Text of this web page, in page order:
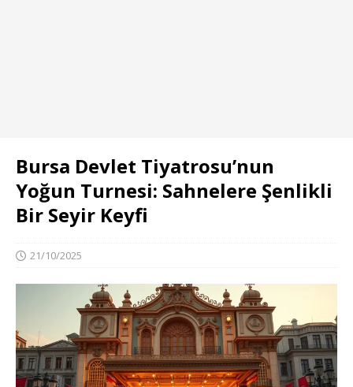
Bursa Devlet Tiyatrosu’nun
Yoğun Turnesi: Sahnelere Şenlikli
Bir Seyir Keyfi
21/10/2025